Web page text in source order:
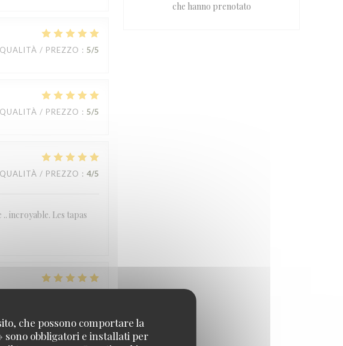
che possono comportare la
sono obbligatori e installati per
QUALITÀ / PREZZO : 5/5
QUALITÀ / PREZZO : 5/5
QUALITÀ / PREZZO : 4/5
incroyable. Les tapas
che hanno prenotato